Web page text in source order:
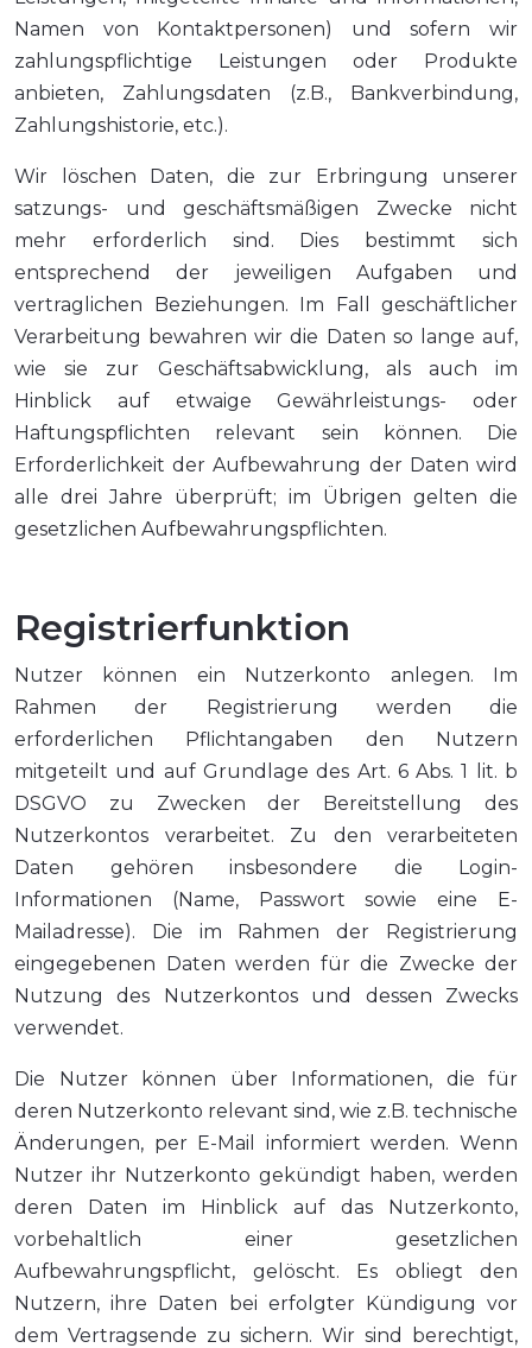
Namen von Kontaktpersonen) und sofern wir
zahlungspflichtige Leistungen oder Produkte
anbieten, Zahlungsdaten (z.B., Bankverbindung,
Zahlungshistorie, etc.).
Wir löschen Daten, die zur Erbringung unserer
satzungs- und geschäftsmäßigen Zwecke nicht
mehr erforderlich sind. Dies bestimmt sich
entsprechend der jeweiligen Aufgaben und
vertraglichen Beziehungen. Im Fall geschäftlicher
Verarbeitung bewahren wir die Daten so lange auf,
wie sie zur Geschäftsabwicklung, als auch im
Hinblick auf etwaige Gewährleistungs- oder
Haftungspflichten relevant sein können. Die
Erforderlichkeit der Aufbewahrung der Daten wird
alle drei Jahre überprüft; im Übrigen gelten die
gesetzlichen Aufbewahrungspflichten.
Registrierfunktion
Nutzer können ein Nutzerkonto anlegen. Im
Rahmen der Registrierung werden die
erforderlichen Pflichtangaben den Nutzern
mitgeteilt und auf Grundlage des Art. 6 Abs. 1 lit. b
DSGVO zu Zwecken der Bereitstellung des
Nutzerkontos verarbeitet. Zu den verarbeiteten
Daten gehören insbesondere die Login-
Informationen (Name, Passwort sowie eine E-
Mailadresse). Die im Rahmen der Registrierung
eingegebenen Daten werden für die Zwecke der
Nutzung des Nutzerkontos und dessen Zwecks
verwendet.
Die Nutzer können über Informationen, die für
deren Nutzerkonto relevant sind, wie z.B. technische
Änderungen, per E-Mail informiert werden. Wenn
Nutzer ihr Nutzerkonto gekündigt haben, werden
deren Daten im Hinblick auf das Nutzerkonto,
vorbehaltlich einer gesetzlichen
Aufbewahrungspflicht, gelöscht. Es obliegt den
Nutzern, ihre Daten bei erfolgter Kündigung vor
dem Vertragsende zu sichern. Wir sind berechtigt,